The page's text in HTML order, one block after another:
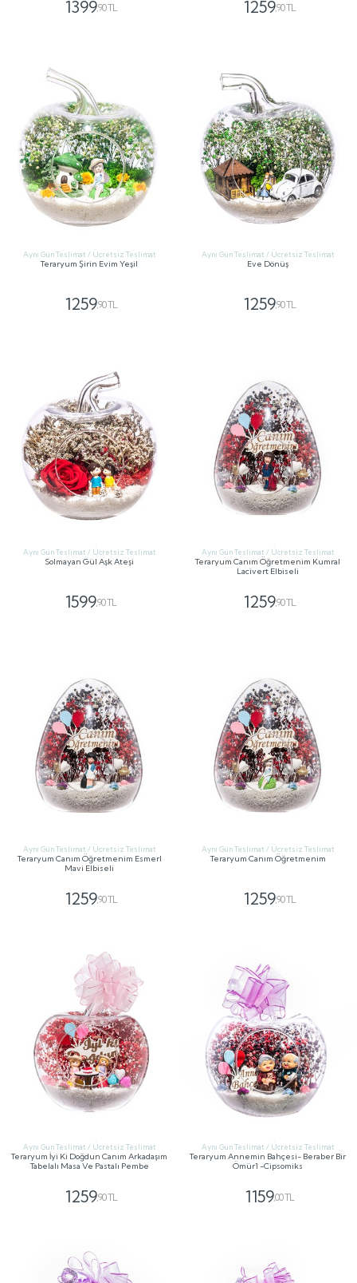
1399,90 TL 1259,90 TL
Aynı Gün Teslimat / Ücretsiz Teslimat
Teraryum Şirin Evim Yeşil
1259,90 TL
Aynı Gün Teslimat / Ücretsiz Teslimat
Eve Dönüş
1259,90 TL
Aynı Gün Teslimat / Ücretsiz Teslimat
Solmayan Gül Aşk Ateşi
1599,90 TL
Aynı Gün Teslimat / Ücretsiz Teslimat
Teraryum Canım Öğretmenim Kumral
Lacivert Elbiseli
1259,90 TL
Aynı Gün Teslimat / Ücretsiz Teslimat
Teraryum Canım Öğretmenim Esmerl
Mavi Elbiseli
1259,90 TL
Aynı Gün Teslimat / Ücretsiz Teslimat
Teraryum Canım Öğretmenim
1259,90 TL
Aynı Gün Teslimat / Ücretsiz Teslimat
Teraryum İyi Ki Doğdun Canım Arkadaşım
Tabelalı Masa Ve Pastalı Pembe
1259,90 TL
Aynı Gün Teslimat / Ücretsiz Teslimat
Teraryum Annemin Bahçesi- Beraber Bir
Ömür1 -Cipsomiks
1159,00 TL